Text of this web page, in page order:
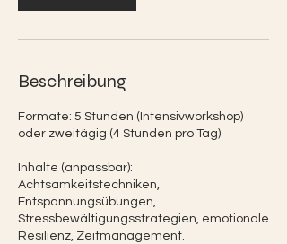
Beschreibung
Formate: 5 Stunden (Intensivworkshop)
oder zweitägig (4 Stunden pro Tag)
Inhalte (anpassbar):
Achtsamkeitstechniken,
Entspannungsübungen,
Stressbewältigungsstrategien, emotionale
Resilienz, Zeitmanagement.